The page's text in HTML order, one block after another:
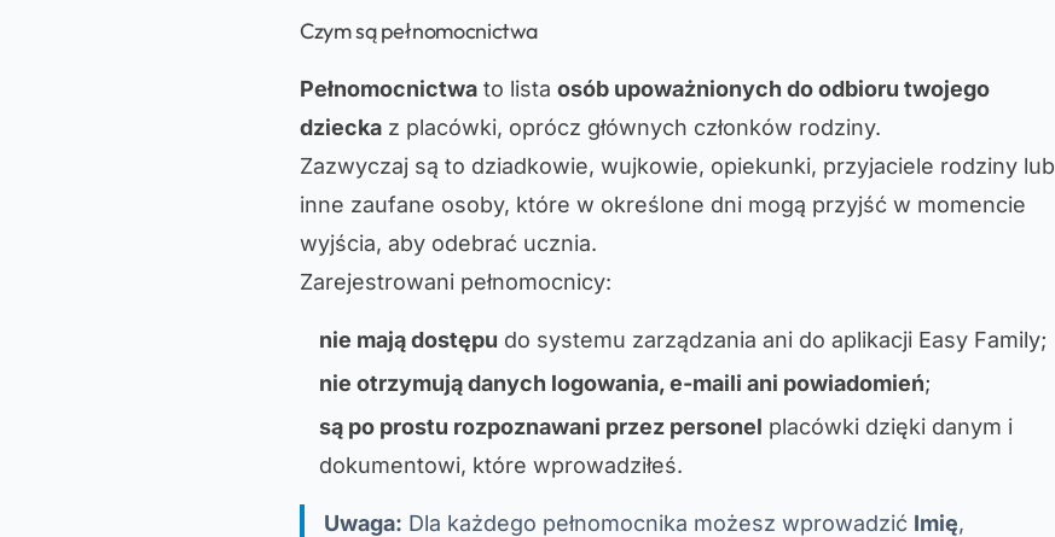
Czym są pełnomocnictwa
Pełnomocnictwa to lista osób upoważnionych do odbioru twojego
dziecka z placówki, oprócz głównych członków rodziny.
Zazwyczaj są to dziadkowie, wujkowie, opiekunki, przyjaciele rodziny lub
inne zaufane osoby, które w określone dni mogą przyjść w momencie
wyjścia, aby odebrać ucznia.
Zarejestrowani pełnomocnicy:
nie mają dostępu do systemu zarządzania ani do aplikacji Easy Family;
nie otrzymują danych logowania, e-maili ani powiadomień;
są po prostu rozpoznawani przez personel placówki dzięki danym i
dokumentowi, które wprowadziłeś.
Uwaga: Dla każdego pełnomocnika możesz wprowadzić Imię,